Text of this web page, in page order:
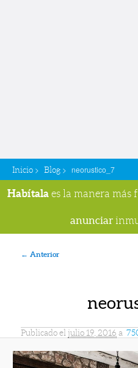
Inicio > Blog > neorustico_7
Habítala es la manera más
anunciar
Navegador de imágenes
← Anterior
Publicado el julio 19, 2016 a